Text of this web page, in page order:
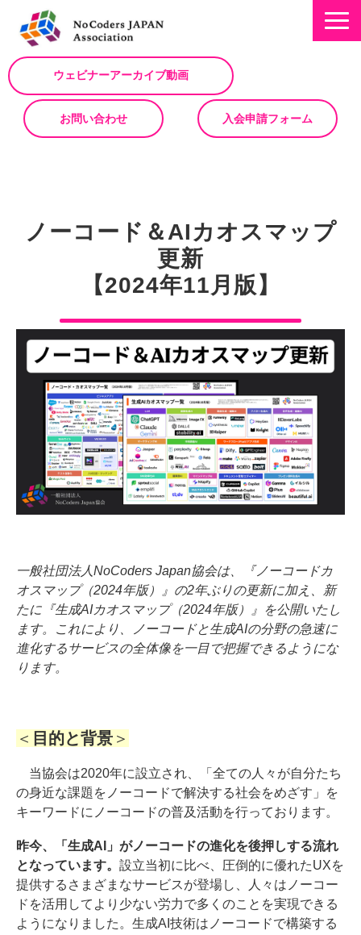
ウェビナーアーカイブ動画
お問い合わせ 入会申請フォーム
NoCodeサミット
イベント一覧
入会について
No Code サービスを動画で紹介
ノーコードコラム
ノーコード＆AIカオスマップ
更新
【2024年11月版】
一般社団法人NoCoders Japan協会は、『ノーコードカ
オスマップ（2024年版）』の2年ぶりの更新に加え、新
たに『生成AIカオスマップ（2024年版）』を公開いたし
ます。これにより、ノーコードと生成AIの分野の急速に
進化するサービスの全体像を一目で把握できるようにな
ります。
＜ 目的と背景 ＞
当協会は2020年に設立され、「全ての人々が自分たち
の身近な課題をノーコードで解決する社会をめざす」を
キーワードにノーコードの普及活動を行っております。
昨今、「生成AI」がノーコードの進化を後押しする流れ
となっています。 設立当初に比べ、圧倒的に優れたUXを
提供するさまざまなサービスが登場し、人々はノーコー
ドを活用してより少ない労力で多くのことを実現できる
ようになりました。生成AI技術はノーコードで構築する